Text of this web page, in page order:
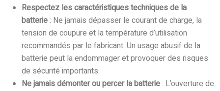
Respectez les caractéristiques techniques de la
batterie: Ne jamais dépasser le courant de charge, la
tension de coupure et la température d’utilisation
recommandés par le fabricant. Un usage abusif de la
batterie peut la endommager et provoquer des risques
de sécurité importants.
Ne jamais démonter ou percer la batterie: L’ouverture de